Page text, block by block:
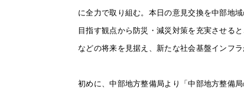
に全力で取り組む。本日の意見交換を中部地
目指す観点から防災・減災対策を充実させる
などの将来を見据え、新たな社会基盤インフ
初めに、中部地方整備局より「中部地方整備